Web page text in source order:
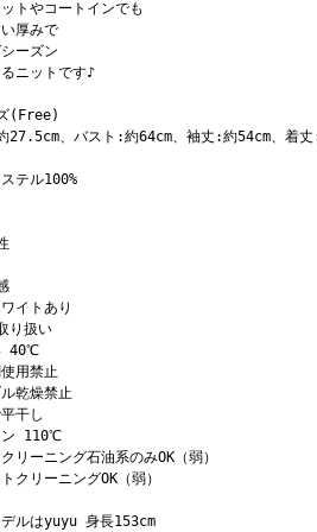
トやコートインでも
厚みで
ーズン
ニットです♪
(Free)
27.5cm、バスト:約64cm、袖丈:約54cm、着
テル100%
イトあり
り扱い
40℃
用禁止
乾燥禁止
干し
ン 110℃
リーニング石油系のみOK（弱）
クリーニングOK（弱）
ルはyuyu 身長153cm